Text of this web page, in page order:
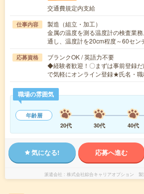
交通費規定内支給
仕事内容
製造（組立・加工）
金属の温度を測る温度計の検査業
通し、温度計を20cm程度～60セ
応募資格
ブランクOK / 英語力不要
◆経験者歓迎！〇まずは事前登録
で気軽にオンライン登録★氏名・
職場の雰囲気
年齢層
20代
30代 40代
気になる! 応募へ進む
派遣会社 株式会社綜合キャリアオプション 製